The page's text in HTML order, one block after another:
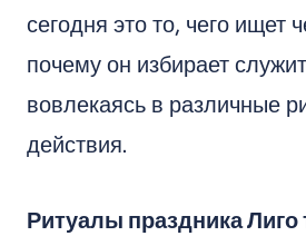
сегодня это то, чего ищет
почему он избирает
вовлекаясь в различные
действия.
Ритуалы праздника Лиго